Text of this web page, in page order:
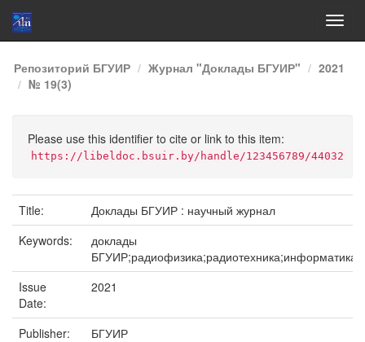
Skip
navigation
Репозиторий БГУИР Журнал "Доклады БГУИР"
2021
№ 19(3)
Please use this identifier to cite or link to this item:
https://libeldoc.bsuir.by/handle/123456789/44032
Title:
Доклады БГУИР : научный журнал
Keywords:
доклады
Issue
Date:
2021
Publisher:
БГУИР